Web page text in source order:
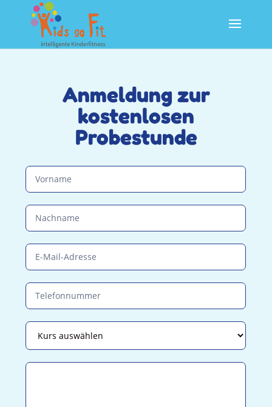
Anmeldung zur
kostenlosen
Probestunde
Anmeldeformular